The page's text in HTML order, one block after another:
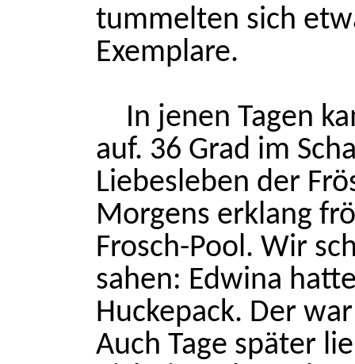
tummelten sich
Exemplare.
In jenen Tagen
auf. 36 Grad im
Liebesleben der
Morgens erklang
Frosch-Pool. Wir
sahen: Edwina
Huckepack. Der
Auch Tage später